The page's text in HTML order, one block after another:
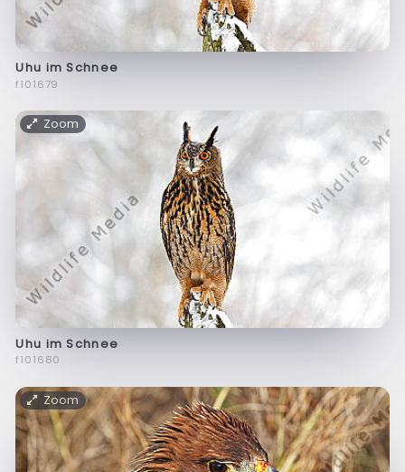
Uhu im Schnee
f101679
Zoom
Uhu im Schnee
f101680
Zoom